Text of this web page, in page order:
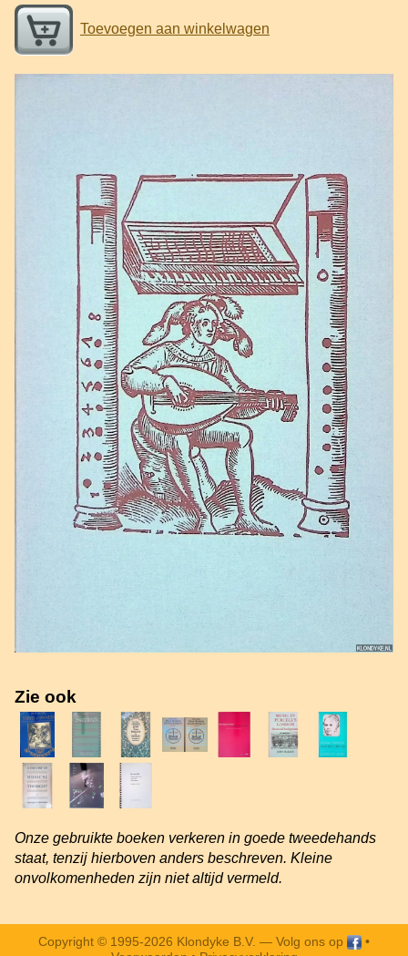
Toevoegen aan winkelwagen
Zie ook
Onze gebruikte boeken verkeren in goede tweedehands
staat, tenzij hierboven anders beschreven. Kleine
onvolkomenheden zijn niet altijd vermeld.
Copyright © 1995-2026 Klondyke B.V. — Volg ons op
•